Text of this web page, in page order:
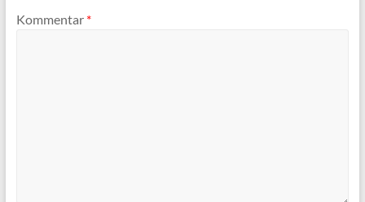
Kommentar *